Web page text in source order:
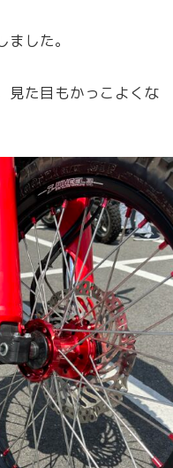
した。
見た目もかっこよくな